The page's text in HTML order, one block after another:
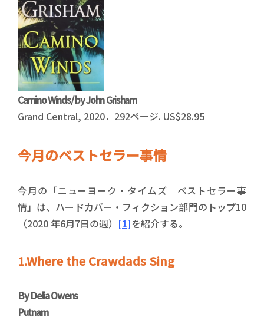
Camino Winds/ by John Grisham
Grand Central, 2020．292ページ. US$28.95
今月のベストセラー事情
今月の「ニューヨーク・タイムズ ベストセラー事
情」は、ハードカバー・フィクション部門のトップ10
（2020 年6月7日の週） [1]を紹介する。
1.Where the Crawdads Sing
By Delia Owens
Putnam